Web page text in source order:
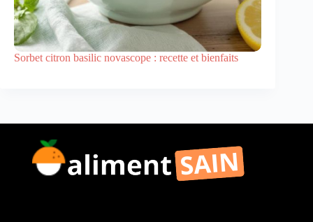
Sorbet citron basilic novascope : recette et bienfaits